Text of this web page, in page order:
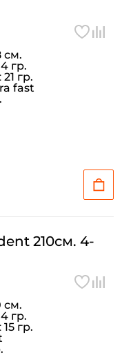
см.
4 гр.
21 гр.
fast
210см. 4-
см.
4 гр.
15 гр.